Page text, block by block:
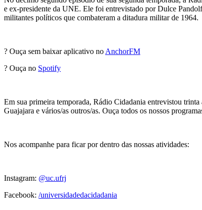
e ex-presidente da UNE. Ele foi entrevistado por Dulce
militantes políticos que combateram a ditadura militar de 1964.
? Ouça sem baixar aplicativo no AnchorFM
? Ouça no Spotify
Em sua primeira temporada, Rádio Cidadania entrevistou
Guajajara e vários/as outros/as. Ouça todos os nossos
Nos acompanhe para ficar por dentro das nossas atividades:
Instagram: @uc.ufrj
Facebook: /universidadedacidadania